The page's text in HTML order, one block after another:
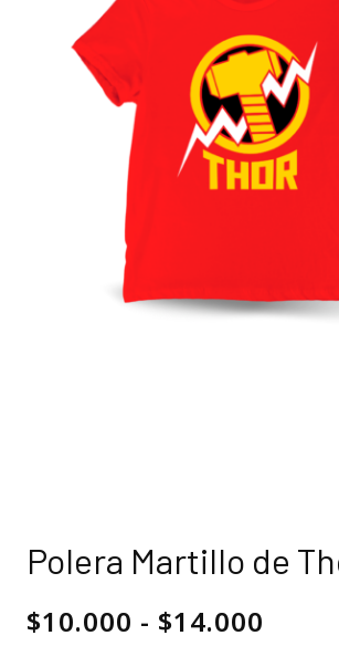
Polera Martillo de
$10.000 - $14.000